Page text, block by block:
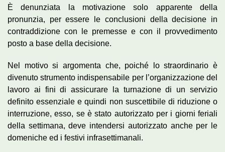
È denunziata la motivazione solo apparente della
pronunzia, per essere le conclusioni della decisione in
contraddizione con le premesse e con il provvedimento
posto a base della decisione.
Nel motivo si argomenta che, poiché lo straordinario è
divenuto strumento indispensabile per l’organizzazione del
lavoro ai fini di assicurare la turnazione di un servizio
definito essenziale e quindi non suscettibile di riduzione o
interruzione, esso, se è stato autorizzato per i giorni feriali
della settimana, deve intendersi autorizzato anche per le
domeniche ed i festivi infrasettimanali.